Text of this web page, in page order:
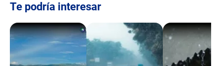
Te podría interesar